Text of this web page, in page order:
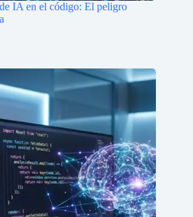
IA en el código: El peligro